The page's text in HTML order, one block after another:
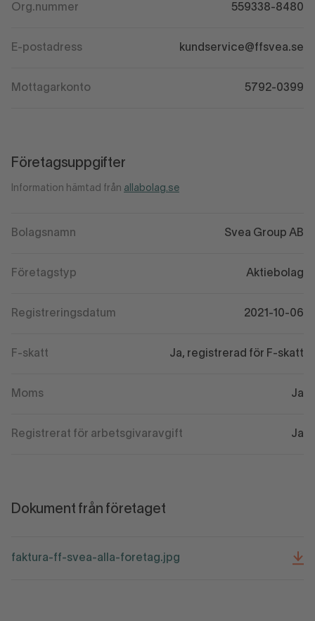
Org.nummer 559338-8480
E-postadress kundservice@ffsvea.se
Mottagarkonto 5792-0399
Företagsuppgifter
Information hämtad från allabolag.se
Bolagsnamn Svea Group AB
Företagstyp Aktiebolag
Registreringsdatum 2021-10-06
F-skatt Ja, registrerad för F-skatt
Moms Ja
Registrerat för arbetsgivaravgift Ja
Dokument från företaget
faktura-ff-svea-alla-foretag.jpg